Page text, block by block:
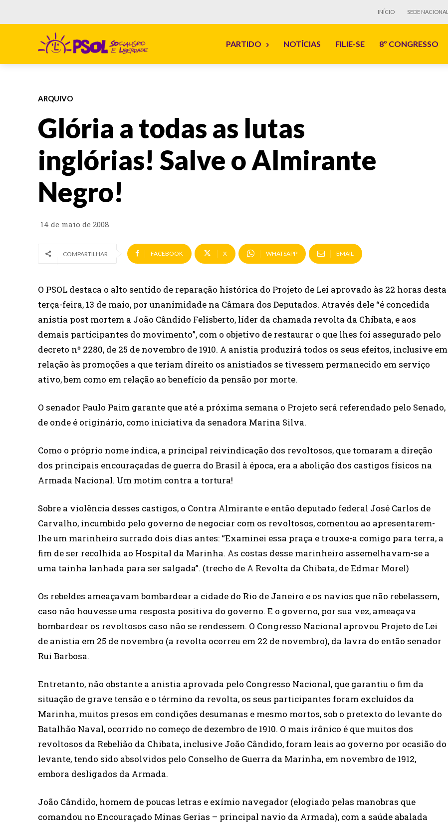
INÍCIO SEDE NACIONAL
PARTIDO NOTÍCIAS FILIE-SE 8º CONGRESSO
ARQUIVO
Glória a todas as lutas
inglórias! Salve o Almirante
Negro!
14 de maio de 2008
COMPARTILHAR FACEBOOK X WHATSAPP EMAIL
O PSOL destaca o alto sentido de reparação histórica do Projeto de Lei aprovado às 22 horas desta
terça-feira, 13 de maio, por unanimidade na Câmara dos Deputados. Através dele “é concedida
anistia post mortem a João Cândido Felisberto, líder da chamada revolta da Chibata, e aos
demais participantes do movimento”, com o objetivo de restaurar o que lhes foi assegurado pelo
decreto nº 2280, de 25 de novembro de 1910. A anistia produzirá todos os seus efeitos, inclusive em
relação às promoções a que teriam direito os anistiados se tivessem permanecido em serviço
ativo, bem como em relação ao benefício da pensão por morte.
O senador Paulo Paim garante que até a próxima semana o Projeto será referendado pelo Senado,
de onde é originário, como iniciativa da senadora Marina Silva.
Como o próprio nome indica, a principal reivindicação dos revoltosos, que tomaram a direção
dos principais encouraçadas de guerra do Brasil à época, era a abolição dos castigos físicos na
Armada Nacional. Um motim contra a tortura!
Sobre a violência desses castigos, o Contra Almirante e então deputado federal José Carlos de
Carvalho, incumbido pelo governo de negociar com os revoltosos, comentou ao apresentarem-
lhe um marinheiro surrado dois dias antes: “Examinei essa praça e trouxe-a comigo para terra, a
fim de ser recolhida ao Hospital da Marinha. As costas desse marinheiro assemelhavam-se a
uma tainha lanhada para ser salgada”. (trecho de A Revolta da Chibata, de Edmar Morel)
Os rebeldes ameaçavam bombardear a cidade do Rio de Janeiro e os navios que não rebelassem,
caso não houvesse uma resposta positiva do governo. E o governo, por sua vez, ameaçava
bombardear os revoltosos caso não se rendessem. O Congresso Nacional aprovou Projeto de Lei
de anistia em 25 de novembro (a revolta ocorreu em 22 de novembro), da lavra do então senador
Rui Barbosa.
Entretanto, não obstante a anistia aprovada pelo Congresso Nacional, que garantiu o fim da
situação de grave tensão e o término da revolta, os seus participantes foram excluídos da
Marinha, muitos presos em condições desumanas e mesmo mortos, sob o pretexto do levante do
Batalhão Naval, ocorrido no começo de dezembro de 1910. O mais irônico é que muitos dos
revoltosos da Rebelião da Chibata, inclusive João Cândido, foram leais ao governo por ocasião do
levante, tendo sido absolvidos pelo Conselho de Guerra da Marinha, em novembro de 1912,
embora desligados da Armada.
João Cândido, homem de poucas letras e exímio navegador (elogiado pelas manobras que
comandou no Encouraçado Minas Gerias – principal navio da Armada), com a saúde abalada